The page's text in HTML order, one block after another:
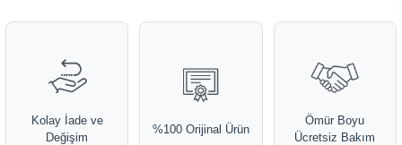
Kolay İade ve
Değişim
%100 Orijinal Ürün
Ömür Boyu
Ücretsiz Bakım